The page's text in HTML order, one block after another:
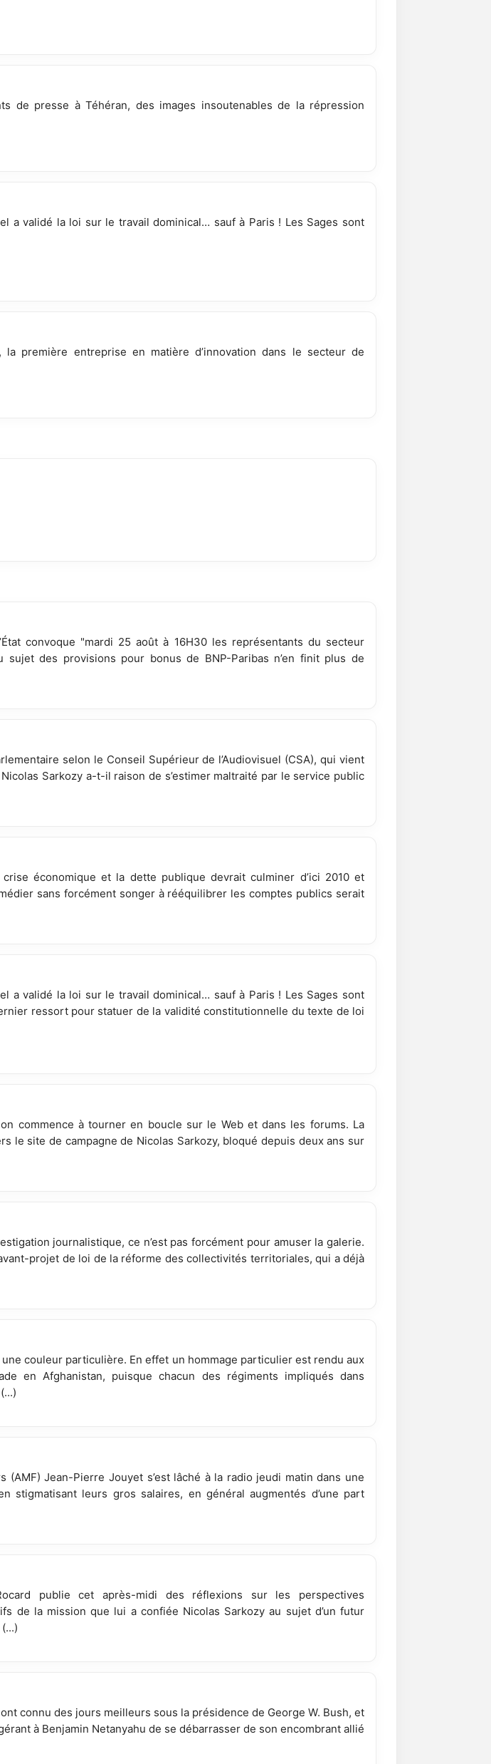
de presse à Téhéran, des images insoutenables de la répression
a validé la loi sur le travail dominical… sauf à Paris ! Les Sages sont
première entreprise en matière d’innovation dans le secteur de
convoque "mardi 25 août à 16H30 les représentants du secteur
sujet des provisions pour bonus de BNP-Paribas n’en finit plus de
selon le Conseil Supérieur de l’Audiovisuel (CSA), qui vient
Sarkozy a-t-il raison de s’estimer maltraité par le service public
économique et la dette publique devrait culminer d’ici 2010 et
sans forcément songer à rééquilibrer les comptes publics serait
a validé la loi sur le travail dominical… sauf à Paris ! Les Sages sont
ressort pour statuer de la validité constitutionnelle du texte de loi
commence à tourner en boucle sur le Web et dans les forums. La
le site de campagne de Nicolas Sarkozy, bloqué depuis deux ans sur
journalistique, ce n’est pas forcément pour amuser la galerie.
projet de loi de la réforme des collectivités territoriales, qui a déjà
couleur particulière. En effet un hommage particulier est rendu aux
en Afghanistan, puisque chacun des régiments impliqués dans
(AMF) Jean-Pierre Jouyet s’est lâché à la radio jeudi matin dans une
stigmatisant leurs gros salaires, en général augmentés d’une part
publie cet après-midi des réflexions sur les perspectives
de la mission que lui a confiée Nicolas Sarkozy au sujet d’un futur
connu des jours meilleurs sous la présidence de George W. Bush, et
à Benjamin Netanyahu de se débarrasser de son encombrant allié